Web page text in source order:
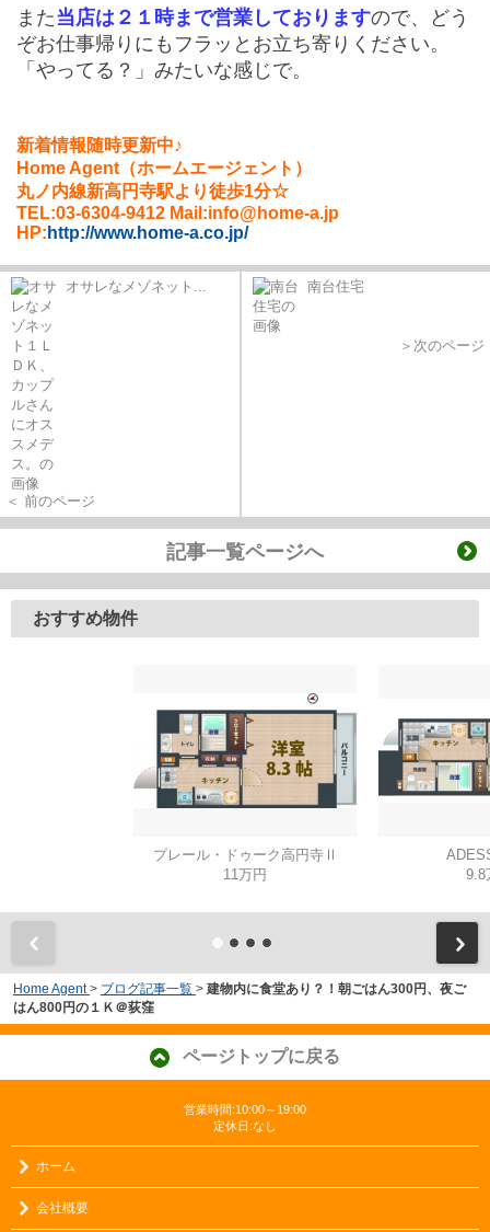
また当店は２１時まで営業しておりますので、どう
ぞお仕事帰りにもフラッとお立ち寄りください。
「やってる？」みたいな感じで。
新着情報随時更新中♪
Home Agent（ホームエージェント）
丸ノ内線新高円寺駅より徒歩1分☆
TEL:03-6304-9412 Mail:info@home-a.jp
HP: http://www.home-a.co.jp/
オサレなメゾネット...
＜ 前のページ
南台住宅
＞次のページ
記事一覧ページへ
おすすめ物件
プレール・ドゥーク高円寺Ⅱ
11万円
9.8
Home Agent > ブログ記事一覧 > 建物内に食堂あり？！朝ごはん300円、夜ご
はん800円の１Ｋ＠荻窪
ページトップに戻る
営業時間:10:00～19:00
定休日:なし
ホーム
会社概要